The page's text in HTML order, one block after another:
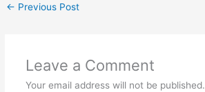
← Previous Post
Leave a Comment
Your email address will not be published.